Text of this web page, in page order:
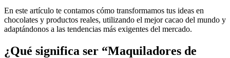
En este artículo te contamos cómo transformamos tus ideas en
chocolates y productos reales, utilizando el mejor cacao del mundo y
adaptándonos a las tendencias más exigentes del mercado.
¿Qué significa ser “Maquiladores de